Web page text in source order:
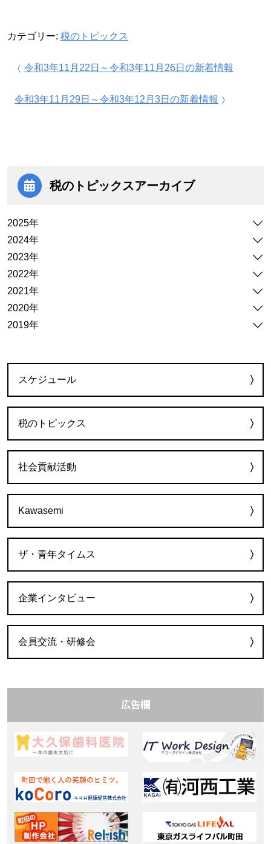
カテゴリー: 税のトピックス
投稿ナビゲーション
令和3年11月22日～令和3年11月26日の新着情報
令和3年11月29日～令和3年12月3日の新着情報
税のトピックスアーカイブ
2025年
2024年
2023年
2022年
2021年
2020年
2019年
スケジュール
税のトピックス
社会貢献活動
Kawasemi
ザ・青年タイムス
企業インタビュー
会員交流・研修会
広告欄